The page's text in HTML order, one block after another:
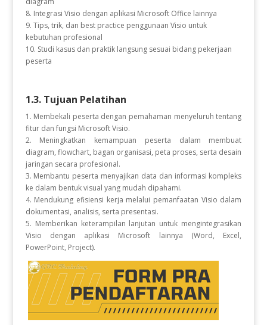
8. Integrasi Visio dengan aplikasi Microsoft Office lainnya
9. Tips, trik, dan best practice penggunaan Visio untuk
kebutuhan profesional
10. Studi kasus dan praktik langsung sesuai bidang pekerjaan
peserta
1.3. Tujuan Pelatihan
1. Membekali peserta dengan pemahaman menyeluruh tentang
fitur dan fungsi Microsoft Visio.
2. Meningkatkan kemampuan peserta dalam membuat
diagram, flowchart, bagan organisasi, peta proses, serta desain
jaringan secara profesional.
3. Membantu peserta menyajikan data dan informasi kompleks
ke dalam bentuk visual yang mudah dipahami.
4. Mendukung efisiensi kerja melalui pemanfaatan Visio dalam
dokumentasi, analisis, serta presentasi.
5. Memberikan keterampilan lanjutan untuk mengintegrasikan
Visio dengan aplikasi Microsoft lainnya (Word, Excel,
PowerPoint, Project).